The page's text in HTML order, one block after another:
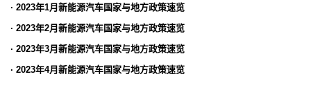
· 2023年1月新能源汽车国家与地方政策速览
· 2023年2月新能源汽车国家与地方政策速览
· 2023年3月新能源汽车国家与地方政策速览
· 2023年4月新能源汽车国家与地方政策速览